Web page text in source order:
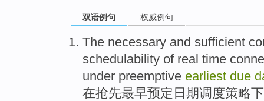
双语例句 权威例句
The necessary and sufficient
schedulability of real time
under preemptive earliest due
在抢先最早预定 日期调度策略下